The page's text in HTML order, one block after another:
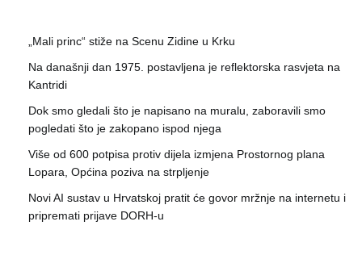
„Mali princ“ stiže na Scenu Zidine u Krku
Na današnji dan 1975. postavljena je reflektorska rasvjeta na
Kantridi
Dok smo gledali što je napisano na muralu, zaboravili smo
pogledati što je zakopano ispod njega
Više od 600 potpisa protiv dijela izmjena Prostornog plana
Lopara, Općina poziva na strpljenje
Novi AI sustav u Hrvatskoj pratit će govor mržnje na internetu i
pripremati prijave DORH-u